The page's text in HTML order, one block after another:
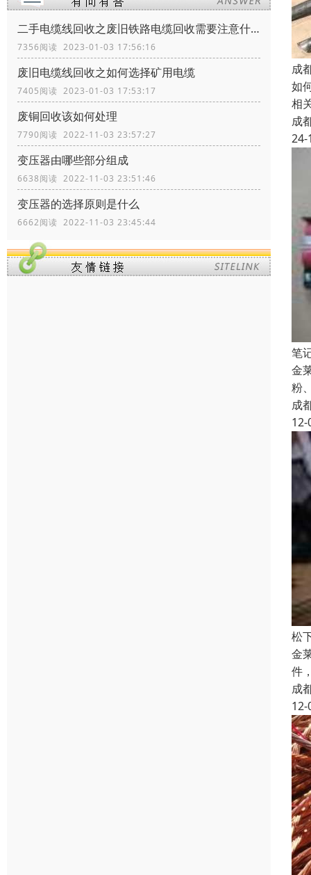
二手电缆线回收之废旧铁路电缆回收需要注意什么
7356阅读 2023-01-03 17:56:16
废旧电缆线回收之如何选择矿用电缆
7405阅读 2023-01-03 17:53:17
废铜回收该如何处理
7790阅读 2022-11-03 23:57:27
变压器由哪些部分组成
6638阅读 2022-11-03 23:51:46
变压器的选择原则是什么
6662阅读 2022-11-03 23:45:44
成
如
相
成
24-
笔
金
粉
成
12-
松
金
件
成
12-